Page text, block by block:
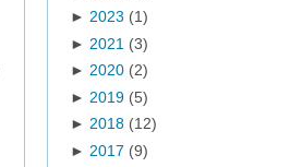
► 2023 (1)
► 2021 (3)
► 2020 (2)
► 2019 (5)
► 2018 (12)
► 2017 (9)